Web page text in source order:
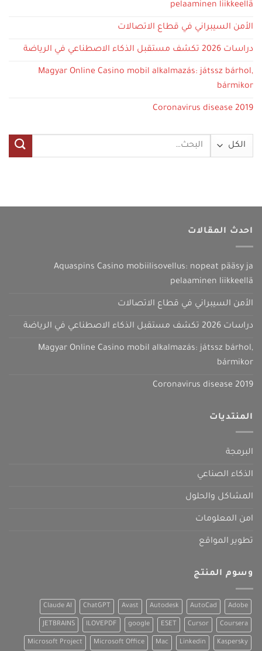
pelaaminen liikkeellä
الأمن السيبراني في قطاع الاتصالات
دراسات 2026 تكشف مستقبل الذكاء الاصطناعي في الرياضة
Magyar Online Casino mobil alkalmazás: játssz bárhol,
bármikor
Coronavirus disease 2019
البحث
احدث المقالات
Aquaspins Casino mobiilisovellus: nopeat pääsy ja
pelaaminen liikkeellä
الأمن السيبراني في قطاع الاتصالات
دراسات 2026 تكشف مستقبل الذكاء الاصطناعي في الرياضة
Magyar Online Casino mobil alkalmazás: játssz bárhol,
bármikor
Coronavirus disease 2019
المنتديات
البرمجة
الذكاء الصناعي
المشاكل والحلول
امن المعلومات
تطوير المواقع
وسوم المنتج
Adobe
AutoCad
Autodesk
Avast
ChatGPT
Claude AI
Coursera
Cursor
ESET
google
ILOVEPDF
JETBRAINS
Kaspersky
Linkedin
Mac
Microsoft Office
Microsoft Project